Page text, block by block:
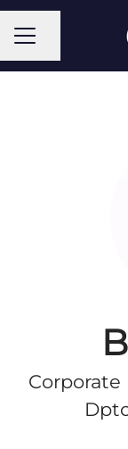
Menú de
Compartir
Corporate